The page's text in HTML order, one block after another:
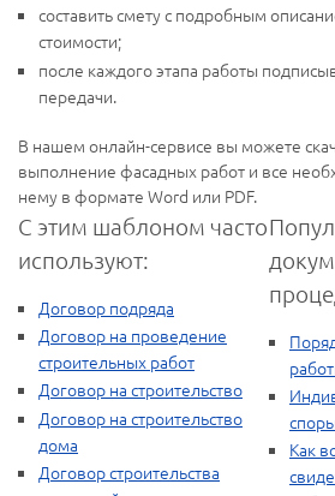
составить смету с подробным
стоимости;
после каждого этапа работы
передачи.
В нашем онлайн-сервисе вы можете
выполнение фасадных работ и все
нему в формате Word или PDF.
С этим шаблоном часто
используют:
Договор подряда
Договор на проведение
строительных работ
Договор на строительство
Договор на строительство
дома
Договор строительства
споры
Как